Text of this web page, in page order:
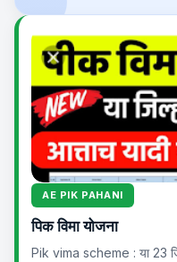
AE PIK PAHANI
पिक विमा योजना
Pik vima scheme : या 23